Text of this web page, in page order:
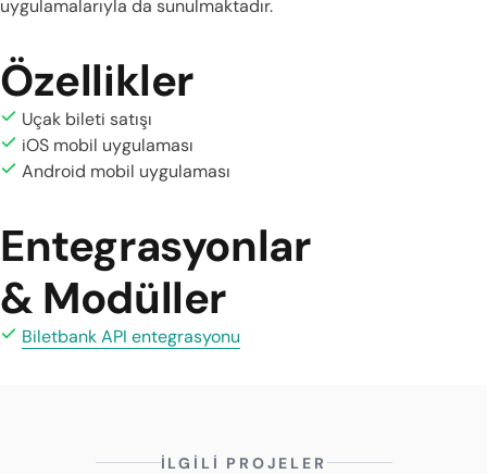
uygulamalarıyla da sunulmaktadır.
Özellikler
Uçak bileti satışı
iOS mobil uygulaması
Android mobil uygulaması
Entegrasyonlar
& Modüller
Biletbank API entegrasyonu
İLGİLİ PROJELER